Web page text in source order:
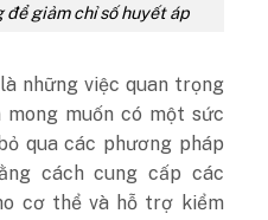
để giảm chỉ số huyết áp
những việc quan trọng
muốn có một sức
qua các phương pháp
cách cung cấp các
cơ thể và hỗ trợ kiểm